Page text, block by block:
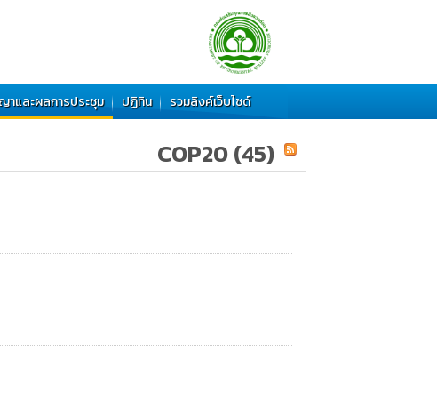
และผลการประชุม ปฏิทิน รวมลิงค์เว็บไซด์
COP20(45)